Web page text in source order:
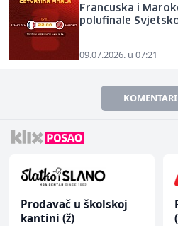
Francuska i
polufinale
09.07.2026. u 07:21
Prodavač u školskoj
kantini (ž)